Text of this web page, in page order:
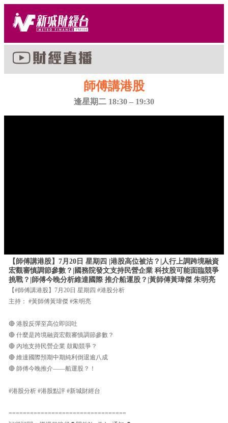
師傅講港股
逢星期二 18:30 – 19:30
【師傅講港股】7月20日 星期四 |港股高位被沽？|人行上調跨境融資
宏觀審慎調節參數？|國務院發文支持民營企業 科技股可能面臨競爭
挑戰？|師傅今晚分析維達國際 推介船運股？|黃師傅黃瑋傑 朱明亮
【#師傅講港股】7月20日 星期四 #港股分析
主持： #黃師傅黃瑋傑 #朱明亮
🔴 港股反彈至高位即回吐
🔴 什麼是跨境融資宏觀審慎調節參數？
🔴 內地支持民營企業 鼓勵競爭？
🔴 維達國際預期中期純利倒退逾八成
🔴 師傅今晚推介——船運股？！
#港股分析 #港股點評 #新城財經台
=================================